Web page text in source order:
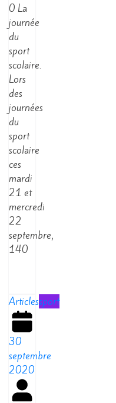
0 La
journée
du
sport
scolaire.
Lors
des
journées
du
sport
scolaire
ces
mardi
21 et
mercredi
22
septembre,
140
Articlessport
30
septembre
2020